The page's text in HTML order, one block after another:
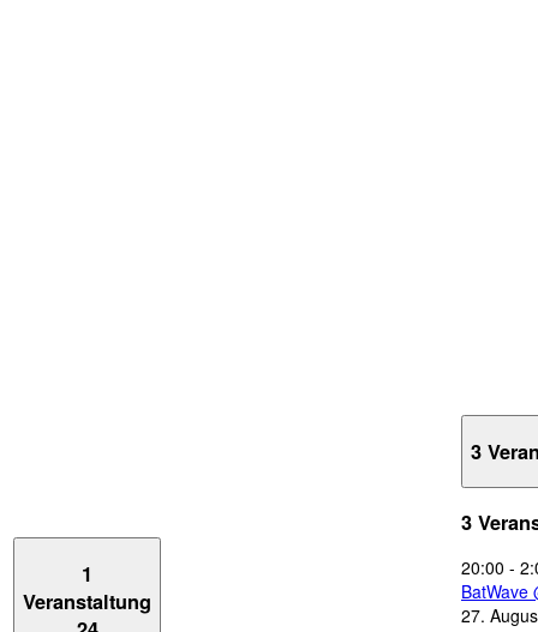
1
Veranstaltung
3
3
20:00 -
BatWave
27.